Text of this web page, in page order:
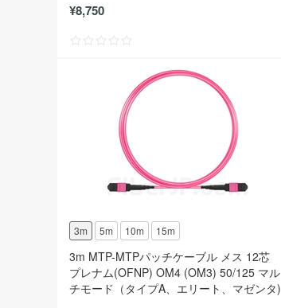
¥8,750
3m 5m 10m 15m
3m MTP-MTPパッチケーブル メス 12芯
プレナム(OFNP) OM4 (OM3) 50/125 マル
チモード（タイプA、エリート、マゼンタ)